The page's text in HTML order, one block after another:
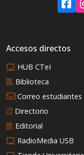
Accesos directos
HUB CTeI
Biblioteca
Correo estudiantes
Directorio
Editorial
RadioMedia USB